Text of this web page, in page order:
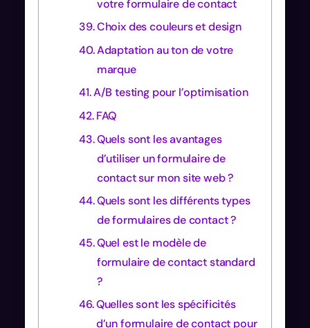
votre formulaire de contact
Choix des couleurs et design
Adaptation au ton de votre
marque
A/B testing pour l’optimisation
FAQ
Quels sont les avantages
d’utiliser un formulaire de
contact sur mon site web ?
Quels sont les différents types
de formulaires de contact ?
Quel est le modèle de
formulaire de contact standard
?
Quelles sont les spécificités
d’un formulaire de contact pour